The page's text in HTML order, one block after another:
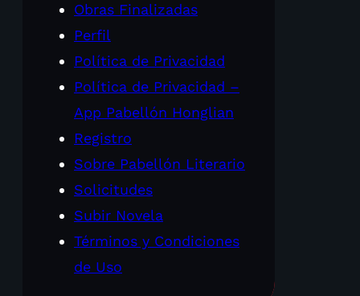
Obras Finalizadas
Perfil
Política de Privacidad
Política de Privacidad –
App Pabellón Honglian
Registro
Sobre Pabellón Literario
Solicitudes
Subir Novela
Términos y Condiciones
de Uso